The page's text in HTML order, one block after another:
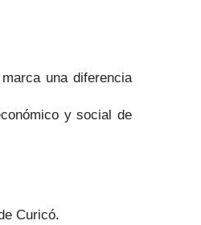
una diferencia
y social de
Curicó.